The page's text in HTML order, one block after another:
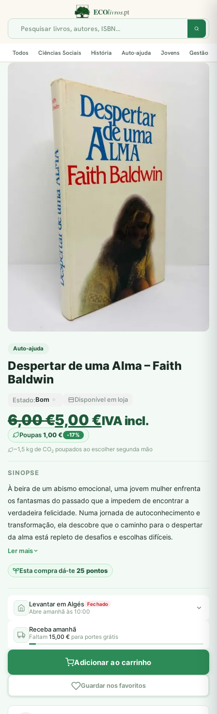
Todos Ciências Sociais História Auto-ajuda Jovens Gestão
Auto-ajuda
Despertar de uma Alma – Faith
Baldwin
Estado:Bom Disponível em loja
6,00€
O
preço
original
era:
6,00 €.
5,00€
O
preço
atual
é:
5,00 €.
IVA incl.
Poupas1,00€ -17%
~1,5 kg de CO2 poupados ao escolher segunda mão
SINOPSE
À beira de um abismo emocional, uma jovem mulher enfrenta
os fantasmas do passado que a impedem de encontrar a
verdadeira felicidade. Numa jornada de autoconhecimento e
transformação, ela descobre que o caminho para o despertar
da alma está repleto de desafios e escolhas difíceis.
Ler mais
Esta compra dá-te25 pontos
Levantar em Algés Fechado
Abre amanhã às 10:00
Receba amanhã
Faltam 15,00 € para portes grátis
Adicionar ao carrinho
Guardar nos favoritos